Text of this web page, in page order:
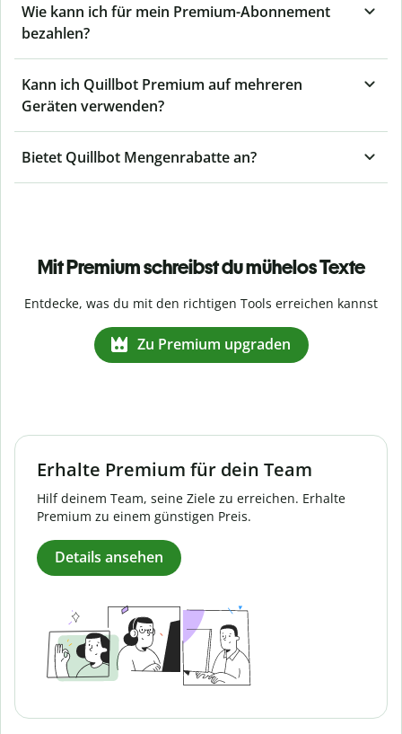
Wie kann ich für mein Premium-Abonnement
bezahlen?
Kann ich Quillbot Premium auf mehreren
Geräten verwenden?
Bietet Quillbot Mengenrabatte an?
Mit Premium schreibst du mühelos Texte
Entdecke, was du mit den richtigen Tools erreichen kannst
Zu Premium upgraden
Erhalte Premium für dein Team
Hilf deinem Team, seine Ziele zu erreichen. Erhalte
Premium zu einem günstigen Preis.
Details ansehen